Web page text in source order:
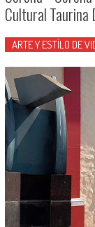
Cultural Taurina
ARTE Y ESTÍLO DE